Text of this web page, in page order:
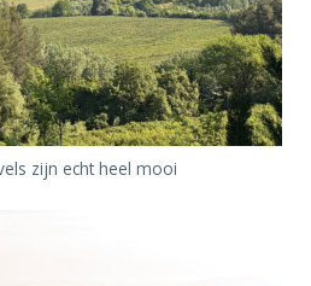
zijn echt heel mooi